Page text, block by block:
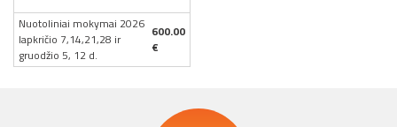
Nuotoliniai mokymai 2026
lapkričio 7,14,21,28 ir
gruodžio 5, 12 d.
600.00
€